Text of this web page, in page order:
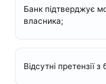
Банк підтверджує
власника;
Відсутні претензії